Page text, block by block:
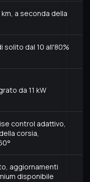
a seconda della
solito dal 10 all'80%
da 11 kW
control adattivo,
corsia,
aggiornamenti
disponibile